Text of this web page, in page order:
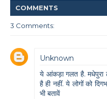
COMMENTS
3 Comments:
Unknown
ये आंकड़ा गलत है. मधेपुरा
है ही नहीं. ये लोगों को
भी बतावें